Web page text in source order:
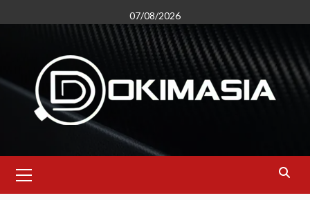
to
07/08/2026
Menu